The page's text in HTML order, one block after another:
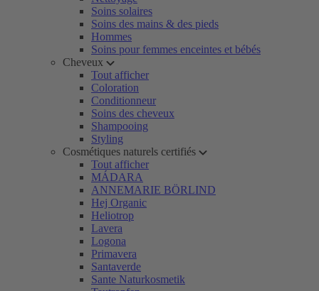
Soins solaires
Soins des mains & des pieds
Hommes
Soins pour femmes enceintes et bébés
Cheveux
Tout afficher
Coloration
Conditionneur
Soins des cheveux
Shampooing
Styling
Cosmétiques naturels certifiés
Tout afficher
MÁDARA
ANNEMARIE BÖRLIND
Hej Organic
Heliotrop
Lavera
Logona
Primavera
Santaverde
Sante Naturkosmetik